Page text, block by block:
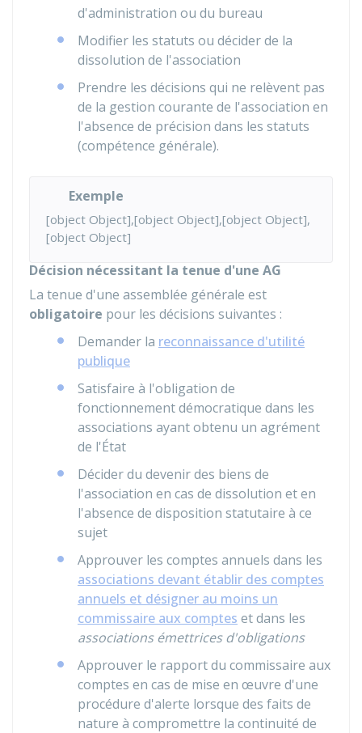
d'administration ou du bureau
Modifier les statuts ou décider de la
dissolution de l'association
Prendre les décisions qui ne relèvent pas
de la gestion courante de l'association en
l'absence de précision dans les statuts
(compétence générale).
Exemple
[object Object],[object Object],[object Object],
[object Object]
Décision nécessitant la tenue d'une AG
La tenue d'une assemblée générale est
obligatoire pour les décisions suivantes :
Demander la reconnaissance d'utilité
publique
Satisfaire à l'obligation de
fonctionnement démocratique dans les
associations ayant obtenu un agrément
de l'État
Décider du devenir des biens de
l'association en cas de dissolution et en
l'absence de disposition statutaire à ce
sujet
Approuver les comptes annuels dans les
associations devant établir des comptes
annuels et désigner au moins un
commissaire aux comptes et dans les
associations émettrices d'obligations
Approuver le rapport du commissaire aux
comptes en cas de mise en œuvre d'une
procédure d'alerte lorsque des faits de
nature à compromettre la continuité de